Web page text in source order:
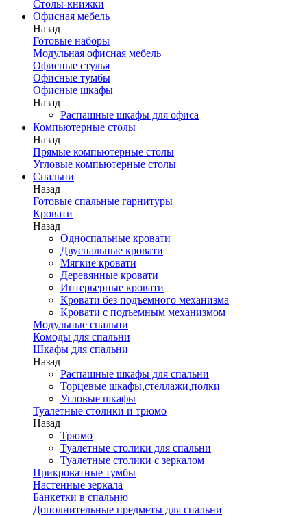
Столы-книжки
Офисная мебель
Назад
Готовые наборы
Модульная офисная мебель
Офисные стулья
Офисные тумбы
Офисные шкафы
Назад
Распашные шкафы для офиса
Компьютерные столы
Назад
Прямые компьютерные столы
Угловые компьютерные столы
Спальни
Назад
Готовые спальные гарнитуры
Кровати
Назад
Односпальные кровати
Двуспальные кровати
Мягкие кровати
Деревянные кровати
Интерьерные кровати
Кровати без подъемного механизма
Кровати с подъемным механизмом
Модульные спальни
Комоды для спальни
Шкафы для спальни
Назад
Распашные шкафы для спальни
Торцевые шкафы,стеллажи,полки
Угловые шкафы
Туалетные столики и трюмо
Назад
Трюмо
Туалетные столики для спальни
Туалетные столики с зеркалом
Прикроватные тумбы
Настенные зеркала
Банкетки в спальню
Дополнительные предметы для спальни